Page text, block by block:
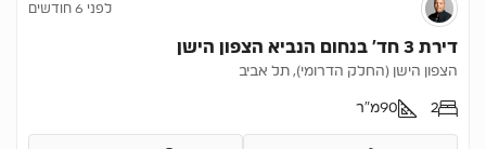
לפני 6 חודשים
דירת 3 חד’ בנחום הנביא הצפון הישן
הצפון הישן (החלק הדרומי), תל אביב
2
90מ"ר